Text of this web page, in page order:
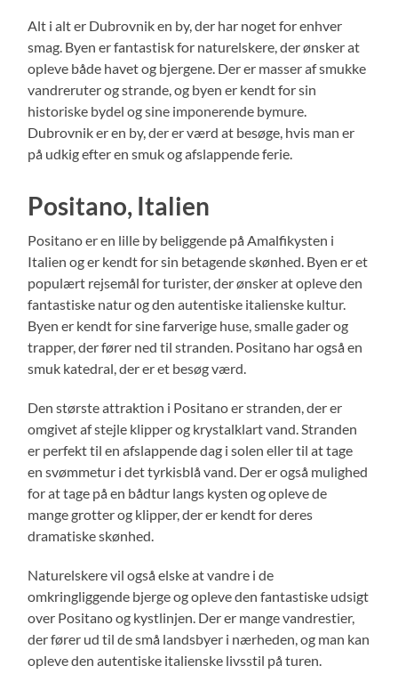
Alt i alt er Dubrovnik en by, der har noget for enhver
smag. Byen er fantastisk for naturelskere, der ønsker at
opleve både havet og bjergene. Der er masser af smukke
vandreruter og strande, og byen er kendt for sin
historiske bydel og sine imponerende bymure.
Dubrovnik er en by, der er værd at besøge, hvis man er
på udkig efter en smuk og afslappende ferie.
Positano, Italien
Positano er en lille by beliggende på Amalfikysten i
Italien og er kendt for sin betagende skønhed. Byen er et
populært rejsemål for turister, der ønsker at opleve den
fantastiske natur og den autentiske italienske kultur.
Byen er kendt for sine farverige huse, smalle gader og
trapper, der fører ned til stranden. Positano har også en
smuk katedral, der er et besøg værd.
Den største attraktion i Positano er stranden, der er
omgivet af stejle klipper og krystalklart vand. Stranden
er perfekt til en afslappende dag i solen eller til at tage
en svømmetur i det tyrkisblå vand. Der er også mulighed
for at tage på en bådtur langs kysten og opleve de
mange grotter og klipper, der er kendt for deres
dramatiske skønhed.
Naturelskere vil også elske at vandre i de
omkringliggende bjerge og opleve den fantastiske udsigt
over Positano og kystlinjen. Der er mange vandrestier,
der fører ud til de små landsbyer i nærheden, og man kan
opleve den autentiske italienske livsstil på turen.